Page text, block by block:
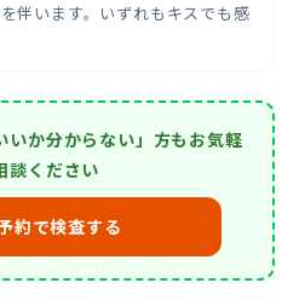
伴います。いずれもキスでも感
いか分からない」方もお気軽
談ください
約で検査する